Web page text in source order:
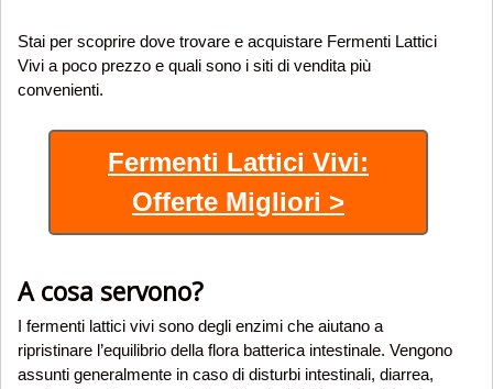
Stai per scoprire dove trovare e acquistare Fermenti Lattici
Vivi a poco prezzo e quali sono i siti di vendita più
convenienti.
Fermenti Lattici Vivi:
Offerte Migliori >
A cosa servono?
I fermenti lattici vivi sono degli enzimi che aiutano a
ripristinare l’equilibrio della flora batterica intestinale. Vengono
assunti generalmente in caso di disturbi intestinali, diarrea,